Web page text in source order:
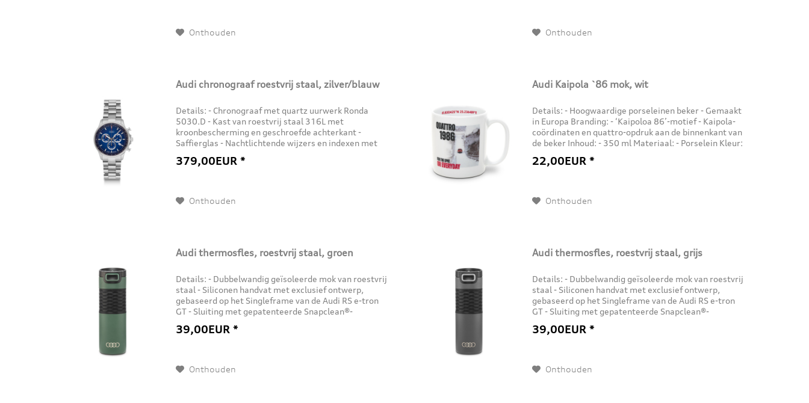
Onthouden Onthouden
Audi chronograaf roestvrij staal, zilver/blauw
Details: - Chronograaf met quartz uurwerk Ronda
5030.D - Kast van roestvrij staal 316L met
kroonbescherming en geschroefde achterkant -
Saffierglas - Nachtlichtende wijzers en indexen met
379,00EUR *
Onthouden
Audi Kaipola `86 mok, wit
Details: - Hoogwaardige porseleinen beker - Gemaakt
in Europa Branding: - ‘Kaipoloa 86’-motief - Kaipola-
coördinaten en quattro-opdruk aan de binnenkant van
de beker Inhoud: - 350 ml Materiaal: - Porselein Kleur:
22,00EUR *
Onthouden
Audi thermosfles, roestvrij staal, groen
Details: - Dubbelwandig geïsoleerde mok van roestvrij
staal - Siliconen handvat met exclusief ontwerp,
gebaseerd op het Singleframe van de Audi RS e-tron
GT - Sluiting met gepatenteerde Snapclean®-
39,00EUR *
Onthouden
Audi thermosfles, roestvrij staal, grijs
Details: - Dubbelwandig geïsoleerde mok van roestvrij
staal - Siliconen handvat met exclusief ontwerp,
gebaseerd op het Singleframe van de Audi RS e-tron
GT - Sluiting met gepatenteerde Snapclean®-
39,00EUR *
Onthouden